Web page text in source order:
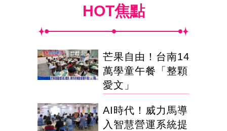
HOT焦點
芒果自由！台南14
萬學童午餐「整顆
愛文」
AI時代！威力馬導
入智慧營運系統提